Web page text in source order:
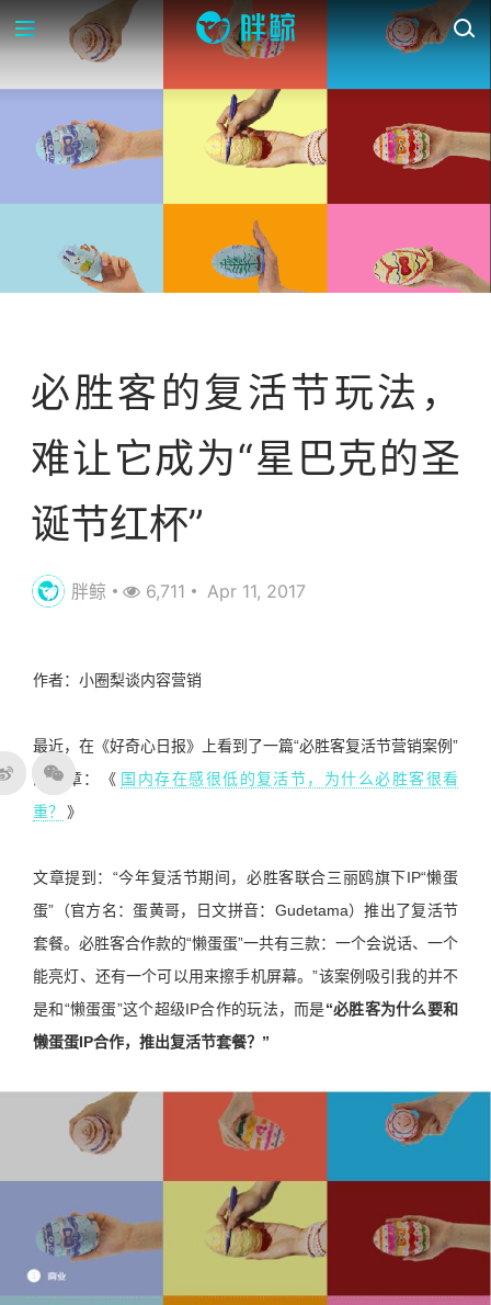
必胜客的复活节玩法，
难让它成为“星巴克的圣
诞节红杯”
胖鲸 6,711 Apr 11, 2017
作者：小圈梨谈内容营销
最近，在《好奇心日报》上看到了一篇“必胜客复活节营销案例”
的文章：《 国内存在感很低的复活节，为什么必胜客很看
重？
》
文章提到：“今年复活节期间，必胜客联合三丽鸥旗下IP“懒蛋
蛋”（官方名：蛋黄哥，日文拼音：Gudetama）推出了复活节
套餐。必胜客合作款的“懒蛋蛋”一共有三款：一个会说话、一个
能亮灯、还有一个可以用来擦手机屏幕。”该案例吸引我的并不
是和“懒蛋蛋”这个超级IP合作的玩法，而是“必胜客为什么要和
懒蛋蛋IP合作，推出复活节套餐？”